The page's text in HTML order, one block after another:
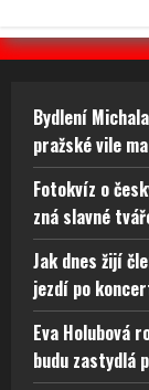
Bydlení
pražské vile
Fotokvíz o
zná slavné
Jak dnes žijí
jezdí po
Eva Holubová
budu zastydlá